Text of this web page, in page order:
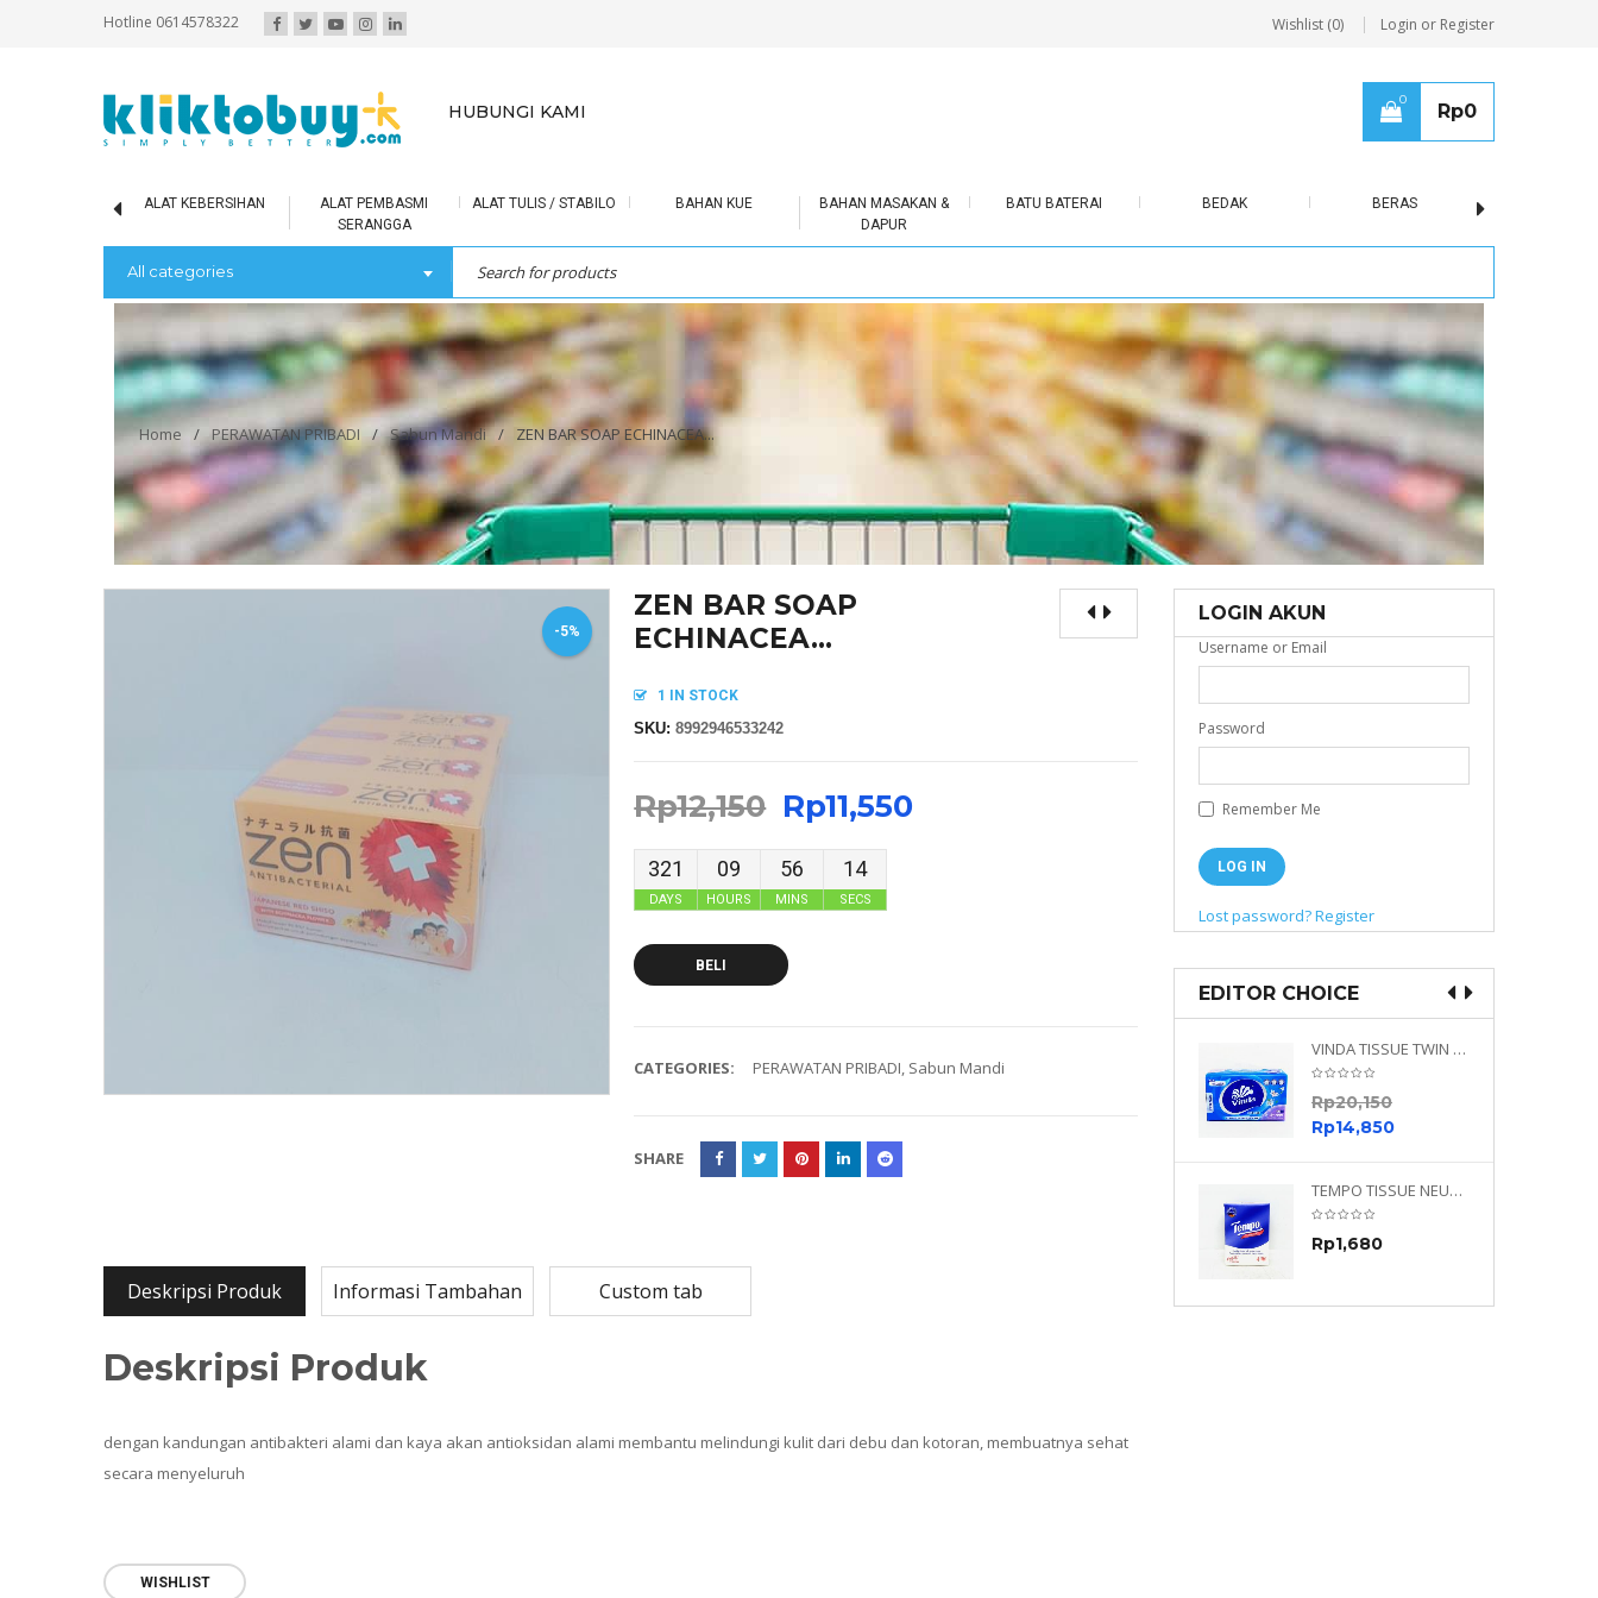
Hotline 0614578322 Wishlist (0) Login or Register
HUBUNGI KAMI
0
Rp0
ALAT KEBERSIHAN
ALAT PEMBASMI
SERANGGA
ALAT TULIS / STABILO BAHAN KUE
BAHAN MASAKAN &
DAPUR
BATU BATERAI BEDAK BERAS
All categories
Home / PERAWATAN PRIBADI / Sabun Mandi / ZEN BAR SOAP ECHINACEA...
-5%
ZEN BAR SOAP
ECHINACEA...
1 IN STOCK
SKU:8992946533242
Rp12,150 Rp11,550
321
DAYS
09
HOURS
56
MINS
14
SECS
BELI
CATEGORIES: PERAWATAN PRIBADI, Sabun Mandi
SHARE
Deskripsi Produk Informasi Tambahan Custom tab
Deskripsi Produk
dengan kandungan antibakteri alami dan kaya akan antioksidan alami membantu melindungi kulit dari debu dan kotoran, membuatnya sehat
secara menyeluruh
WISHLIST
LOGIN AKUN
Username or Email
Password
Remember Me
Lost password?Register
EDITOR CHOICE
VINDA TISSUE TWIN PACK 2 X 330 S
Rp20,150
Rp14,850
TEMPO TISSUE NEUTRAL PETIT 4PLY
Rp1,680